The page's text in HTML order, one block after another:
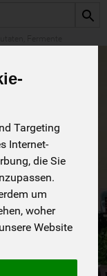
Targeting
Internet-
die Sie
um
woher
Website